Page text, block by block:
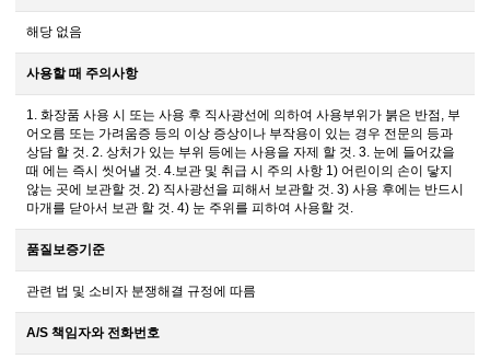
해당 없음
사용할 때 주의사항
1. 화장품 사용 시 또는 사용 후 직사광선에 의하여 사용부위가 붉은 반점, 부
어오름 또는 가려움증 등의 이상 증상이나 부작용이 있는 경우 전문의 등과
상담 할 것. 2. 상처가 있는 부위 등에는 사용을 자제 할 것. 3. 눈에 들어갔을
때 에는 즉시 씻어낼 것. 4.보관 및 취급 시 주의 사항 1) 어린이의 손이 닿지
않는 곳에 보관할 것. 2) 직사광선을 피해서 보관할 것. 3) 사용 후에는 반드시
마개를 닫아서 보관 할 것. 4) 눈 주위를 피하여 사용할 것.
품질보증기준
관련 법 및 소비자 분쟁해결 규정에 따름
A/S 책임자와 전화번호